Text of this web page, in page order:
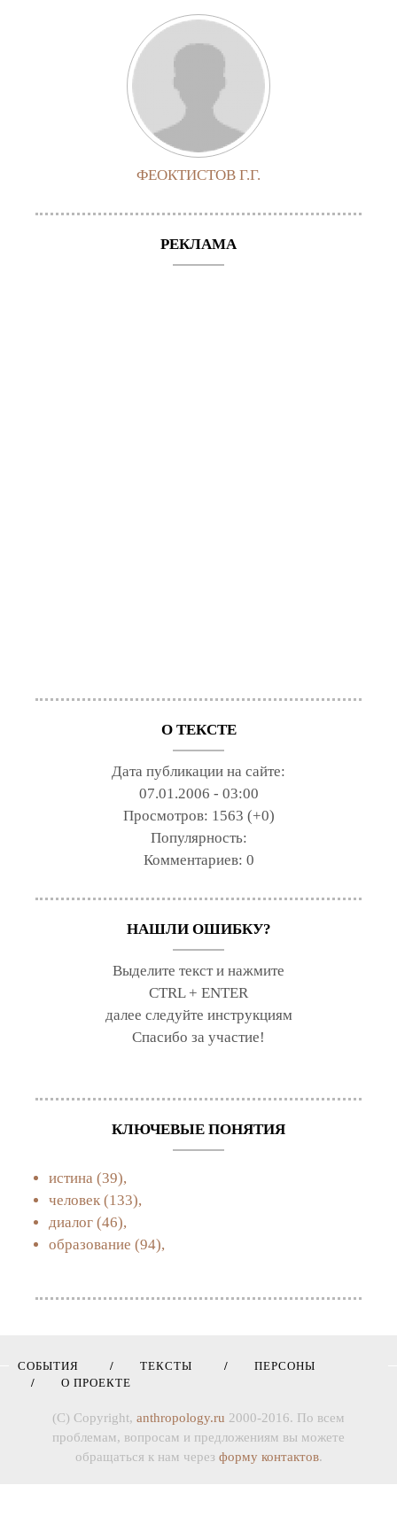
ФЕОКТИСТОВ Г.Г.
РЕКЛАМА
О ТЕКСТЕ
Дата публикации на сайте:
07.01.2006 - 03:00
Просмотров: 1563 (+0)
Популярность:
Комментариев: 0
НАШЛИ ОШИБКУ?
Выделите текст и нажмите
CTRL + ENTER
далее следуйте инструкциям
Спасибо за участие!
КЛЮЧЕВЫЕ ПОНЯТИЯ
истина (39),
человек (133),
диалог (46),
образование (94),
СОБЫТИЯ ТЕКСТЫ
ПЕРСОНЫ
О ПРОЕКТЕ
(C) Copyright, anthropology.ru 2000-2016. По всем
проблемам, вопросам и предложениям вы можете
обращаться к нам через форму контактов.